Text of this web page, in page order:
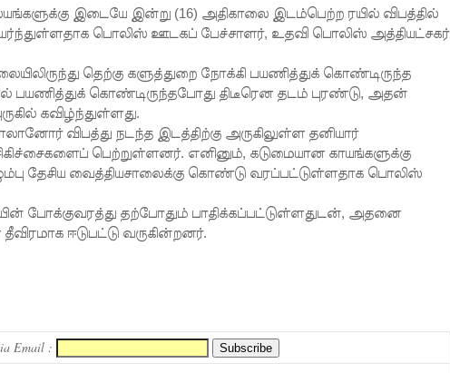
இடையே இன்று (16) அதிகாலை இடம்பெற்ற ரயில் விபத்தில்
பொலிஸ் ஊடகப் பேச்சாளர், உதவி பொலிஸ் அத்தியட்சகர்
தெற்கு களுத்துறை நோக்கி பயணித்துக் கொண்டிருந்த
பயணித்துக் கொண்டிருந்தபோது திடீரென தடம் புரண்டு, அதன்
கவிழ்ந்துள்ளது.
விபத்து நடந்த இடத்திற்கு அருகிலுள்ள தனியார்
பெற்றுள்ளனர். எனினும், கடுமையான காயங்களுக்கு
தேசிய வைத்தியசாலைக்கு கொண்டு வரப்பட்டுள்ளதாக பொலிஸ்
போக்குவரத்து தற்போதும் பாதிக்கப்பட்டுள்ளதுடன், அதனை
ஈடுபட்டு வருகின்றனர்.
Email :